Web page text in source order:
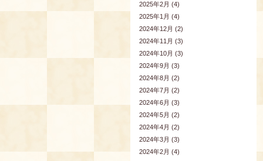
2025年2月 (4)
2025年1月 (4)
2024年12月 (2)
2024年11月 (3)
2024年10月 (3)
2024年9月 (3)
2024年8月 (2)
2024年7月 (2)
2024年6月 (3)
2024年5月 (2)
2024年4月 (2)
2024年3月 (3)
2024年2月 (4)